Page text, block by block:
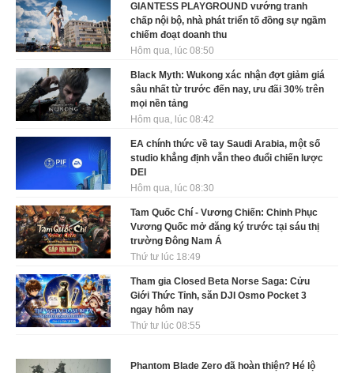
GIANTESS PLAYGROUND vướng tranh
chấp nội bộ, nhà phát triển tố đồng sự ngầm
chiếm đoạt doanh thu
Hôm qua, lúc 08:50
Black Myth: Wukong xác nhận đợt giảm giá
sâu nhất từ trước đến nay, ưu đãi 30% trên
mọi nền tảng
Hôm qua, lúc 08:42
EA chính thức về tay Saudi Arabia, một số
studio khẳng định vẫn theo đuổi chiến lược
DEI
Hôm qua, lúc 08:30
Tam Quốc Chí - Vương Chiến: Chinh Phục
Vương Quốc mở đăng ký trước tại sáu thị
trường Đông Nam Á
Thứ tư lúc 18:49
Tham gia Closed Beta Norse Saga: Cửu
Giới Thức Tỉnh, săn DJI Osmo Pocket 3
ngay hôm nay
Thứ tư lúc 08:55
Phantom Blade Zero đã hoàn thiện? Hé lộ